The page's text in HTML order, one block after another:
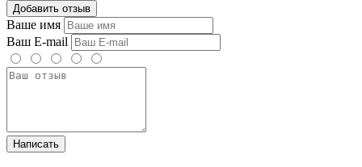
Добавить отзыв
Ваше имя
Ваш E-mail
Написать